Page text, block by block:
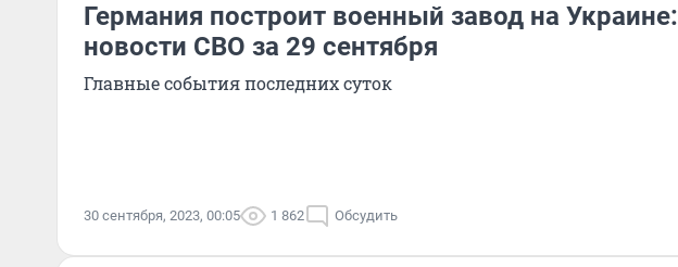
Германия построит военный завод на Украине:
новости СВО за 29 сентября
Главные события последних суток
30 сентября, 2023, 00:05 1 862 Обсудить